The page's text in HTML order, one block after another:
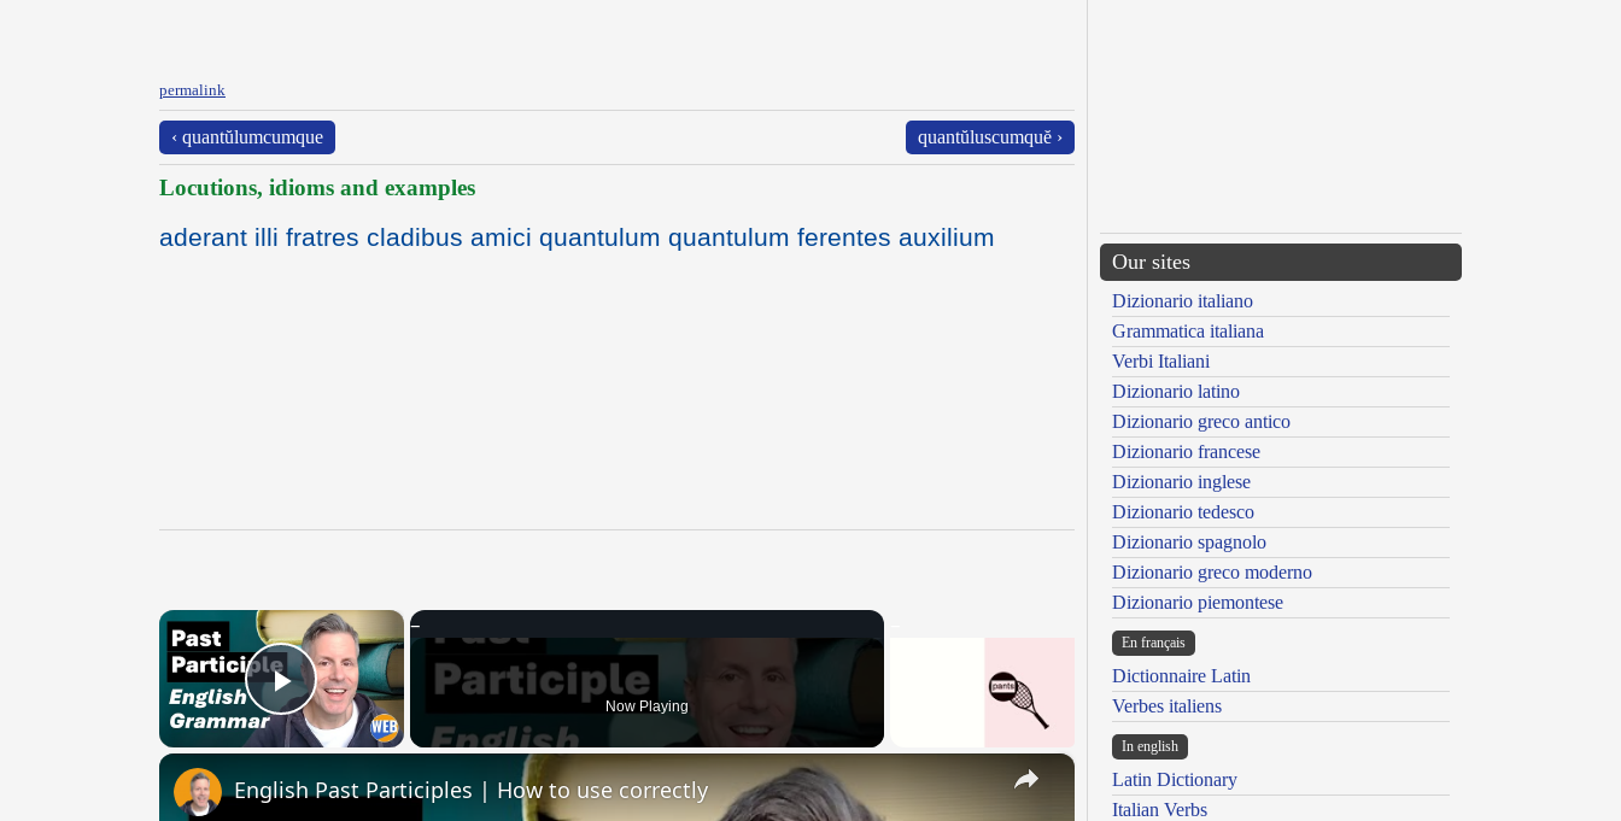
permalink
‹ quantŭlumcumque quantŭluscumquĕ ›
Locutions, idioms and examples
aderant illi fratres cladibus amici quantulum quantulum ferentes auxilium
×
Play Video Now Playing
×
English Past Participles | How to use correctly
Our sites
Dizionario italiano
Grammatica italiana
Verbi Italiani
Dizionario latino
Dizionario greco antico
Dizionario francese
Dizionario inglese
Dizionario tedesco
Dizionario spagnolo
Dizionario greco moderno
Dizionario piemontese
En français
Dictionnaire Latin
Verbes italiens
In english
Latin Dictionary
Italian Verbs